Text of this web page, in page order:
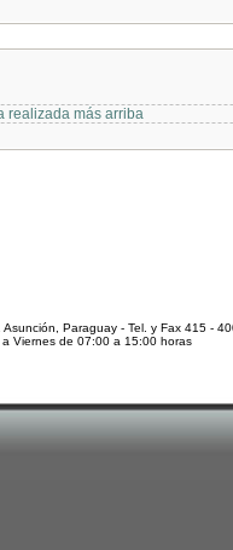
realizada más arriba
Paraguay - Tel. y Fax 415 -
Viernes de 07:00 a 15:00 horas